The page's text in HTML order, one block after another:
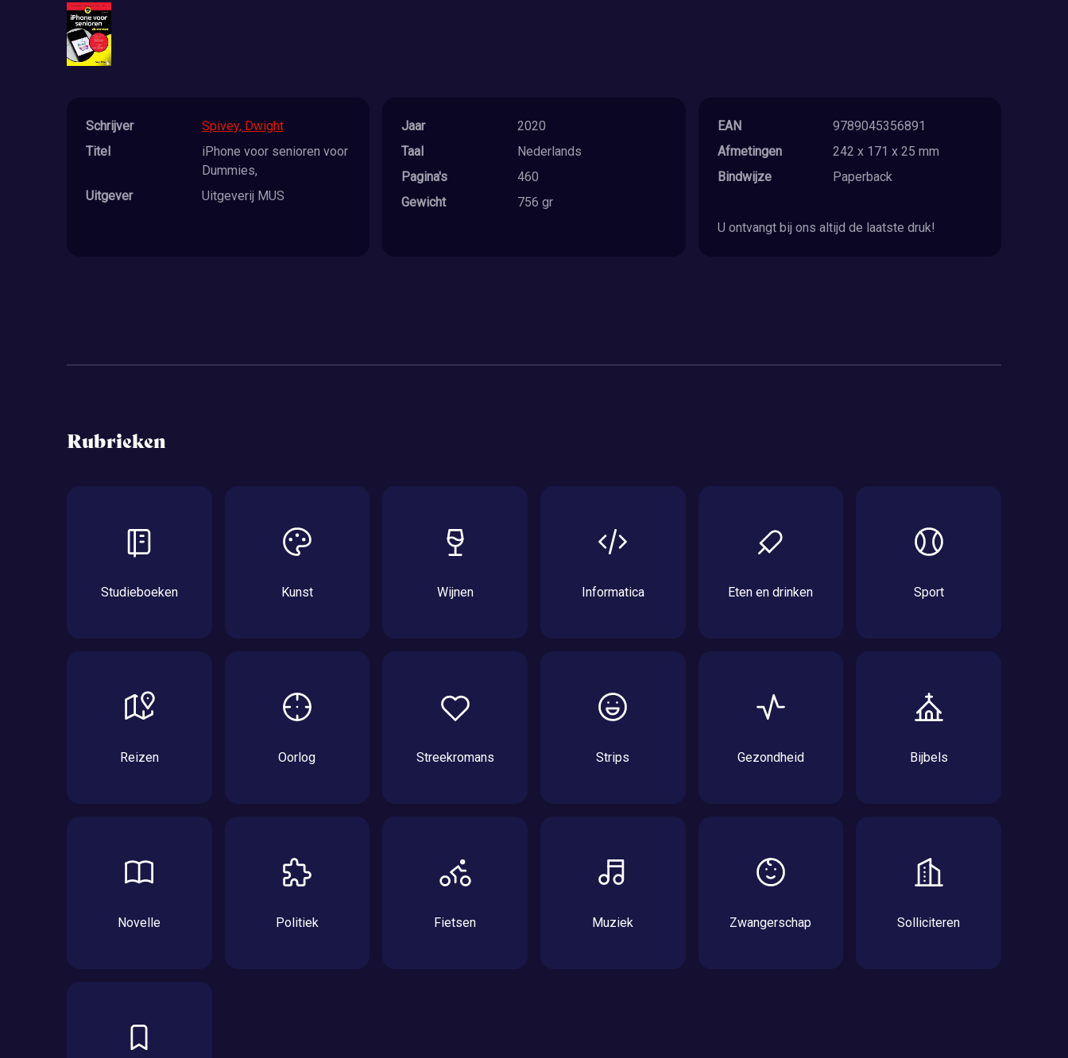
Schrijver
Spivey, Dwight
Titel
iPhone voor senioren voor
Dummies,
Uitgever
Uitgeverij MUS
Jaar
2020
Taal
Nederlands
Pagina's
460
Gewicht
756 gr
EAN
9789045356891
Afmetingen
242 x 171 x 25 mm
Bindwijze
Paperback
U ontvangt bij ons altijd de laatste druk!
Rubrieken
Studieboeken Kunst Wijnen Informatica Eten en drinken Sport
Reizen Oorlog Streekromans Strips Gezondheid Bijbels
Novelle Politiek Fietsen Muziek Zwangerschap Solliciteren